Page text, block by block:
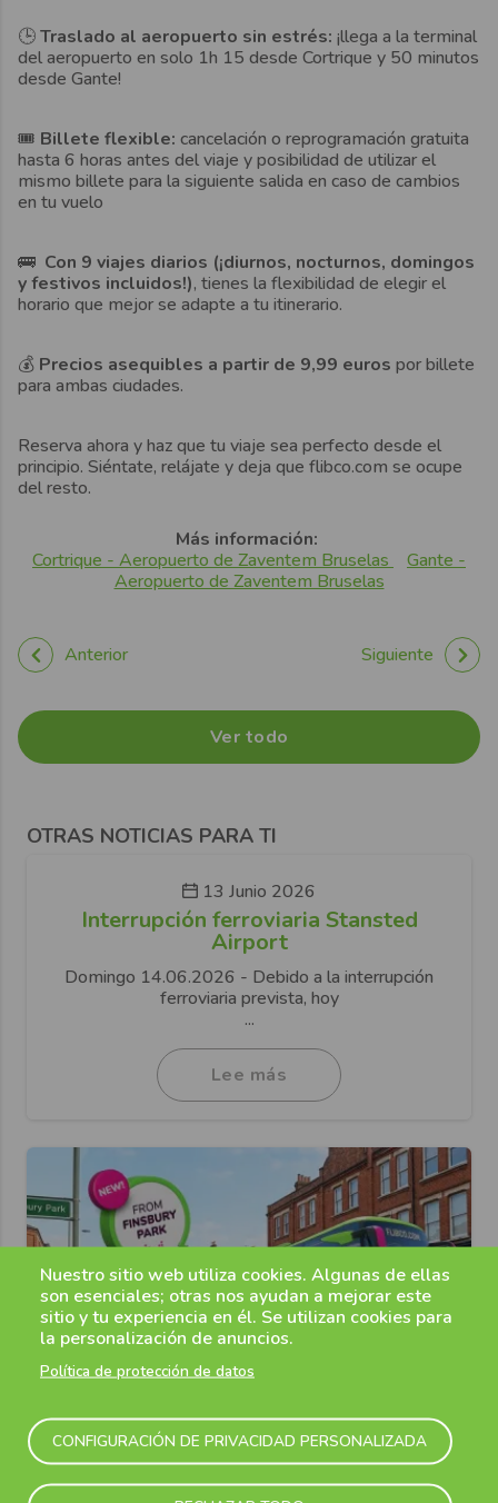
Nuestro sitio web utiliza cookies. Algunas de ellas
son esenciales; otras nos ayudan a mejorar este
sitio y tu experiencia en él. Se utilizan cookies para
la personalización de anuncios.
Política de protección de datos
CONFIGURACIÓN DE PRIVACIDAD PERSONALIZADA
🕒Traslado al aeropuerto sin estrés: ¡llega a la terminal
del aeropuerto en solo 1h 15 desde Cortrique y 50 minutos
desde Gante!
🎟️ Billete flexible: cancelación o reprogramación gratuita
hasta 6 horas antes del viaje y posibilidad de utilizar el
mismo billete para la siguiente salida en caso de cambios
en tu vuelo
🚌 Con 9 viajes diarios (¡diurnos, nocturnos, domingos
y festivos incluidos!), tienes la flexibilidad de elegir el
horario que mejor se adapte a tu itinerario.
💰 Precios asequibles a partir de 9,99 euros por billete
para ambas ciudades.
Reserva ahora y haz que tu viaje sea perfecto desde el
principio. Siéntate, relájate y deja que flibco.com se ocupe
del resto.
Más información:
Cortrique - Aeropuerto de Zaventem Bruselas
Gante -
Aeropuerto de Zaventem Bruselas
Anterior Siguiente
Ver todo
OTRAS NOTICIAS PARA TI
13 Junio 2026
Interrupción ferroviaria Stansted
Airport
Domingo 14.06.2026 - Debido a la interrupción
ferroviaria prevista, hoy
...
Lee más
20 Abril 2026
Directo al aeropuerto de Londres
Stansted desde el norte de Londres 🚌